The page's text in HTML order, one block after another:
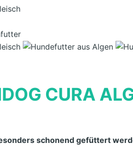
CURA
schonend gefüttert